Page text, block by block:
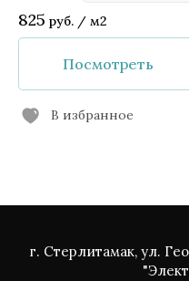
825 руб. / м2
Посмотреть
В избранное
г. Стерлитамак, ул.